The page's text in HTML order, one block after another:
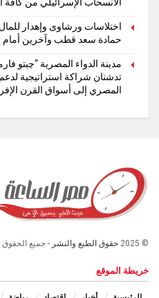
اختلاسات ورشاوى وإهدار
حمادة سعد قطب وآخرين أمام
مدينة الدواء المصرية “چبتو
تدشنان شراكة استراتيجية لدعم
المصري إلى أسواق القرن
© 2025 حقوق الطبع والنشر - جميع
خريطة الموقع